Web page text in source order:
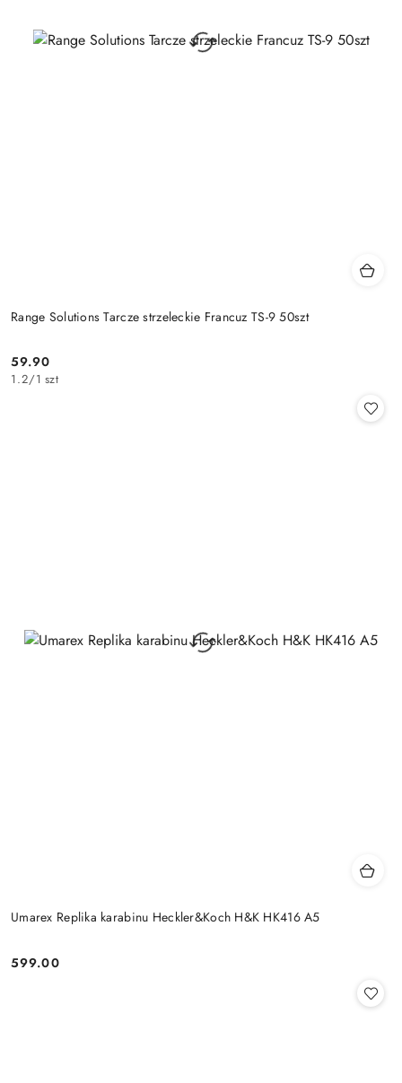
Range Solutions Tarcze strzeleckie Francuz TS-9 50szt
Cena:
59.90
1.2/1 szt
Umarex Replika karabinu Heckler&Koch H&K HK416 A5
Cena:
599.00